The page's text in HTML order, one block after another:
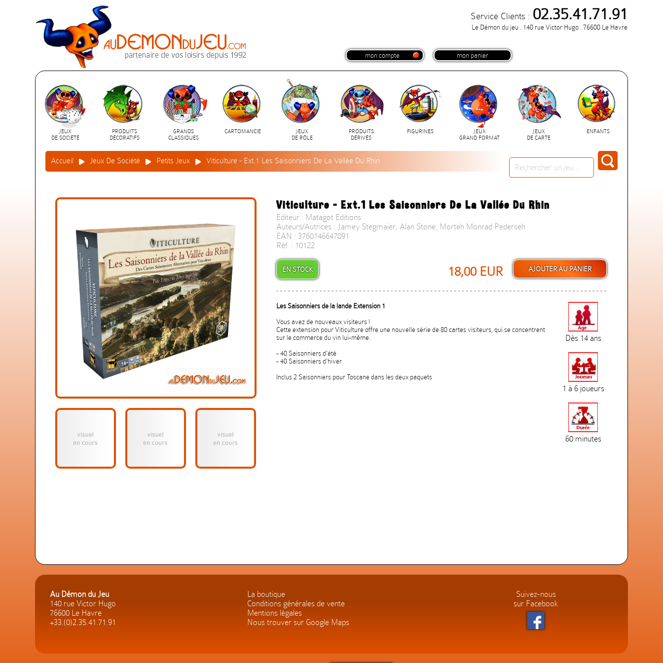
Service Clients : 02.35.41.71.91
Le Démon du jeu . 140 rue Victor Hugo . 76600 Le Havre
mon compte mon panier
JEUX
DE SOCIÉTÉ
PRODUITS
DÉCORATIFS
GRANDS
CLASSIQUES
CARTOMANCIE
JEUX
DE RÔLE
PRODUITS
DÉRIVÉS
FIGURINES
JEUX
GRAND FORMAT
JEUX
DE CARTE
ENFANTS
Accueil Jeux De Société Petits Jeux Viticulture - Ext.1 Les Saisonniers De La Vallée Du Rhin
Viticulture - Ext.1 Les Saisonniers De La Vallée Du Rhin
Editeur : Matagot Editions
Auteurs/Autrices : Jamey Stegmaier, Alan Stone, Morteh Monrad Pederseh
EAN : 3760146647091
Réf. : 10122
EN STOCK 18,00 EUR
Les Saisonniers de la lande Extension 1
Vous avez de nouveaux visiteurs !
Cette extension pour Viticulture offre une nouvelle série de 80 cartes visiteurs, qui se concentrent
sur le commerce du vin lui-même.
- 40 Saisonniers d'été
- 40 Saisonniers d'hiver
Inclus 2 Saisonniers pour Toscane dans les deux paquets
Dès 14 ans
1 à 6 joueurs
60 minutes
Au Démon du Jeu
140 rue Victor Hugo
76600 Le Havre
+33.(0)2.35.41.71.91
La boutique
Conditions générales de vente
Mentions légales
Nous trouver sur Google Maps
Suivez-nous
sur Facebook